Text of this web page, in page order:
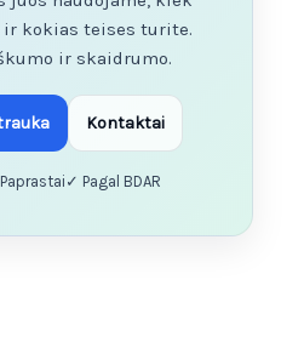
ir kokias teises turite.
ir skaidrumo.
Kontaktai
✓ Pagal BDAR